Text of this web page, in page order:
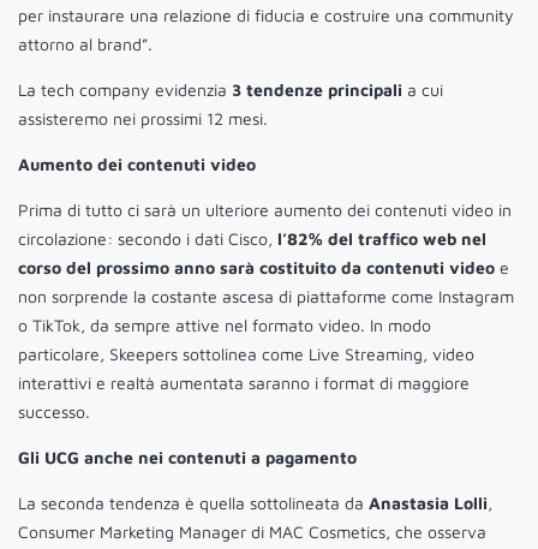
per instaurare una relazione di fiducia e costruire una community
attorno al brand”.
La tech company evidenzia 3 tendenze principali a cui
assisteremo nei prossimi 12 mesi.
Aumento dei contenuti video
Prima di tutto ci sarà un ulteriore aumento dei contenuti video in
circolazione: secondo i dati Cisco, l’82% del traffico web nel
corso del prossimo anno sarà costituito da contenuti video e
non sorprende la costante ascesa di piattaforme come Instagram
o TikTok, da sempre attive nel formato video. In modo
particolare, Skeepers sottolinea come Live Streaming, video
interattivi e realtà aumentata saranno i format di maggiore
successo.
Gli UCG anche nei contenuti a pagamento
La seconda tendenza è quella sottolineata da Anastasia Lolli,
Consumer Marketing Manager di MAC Cosmetics, che osserva